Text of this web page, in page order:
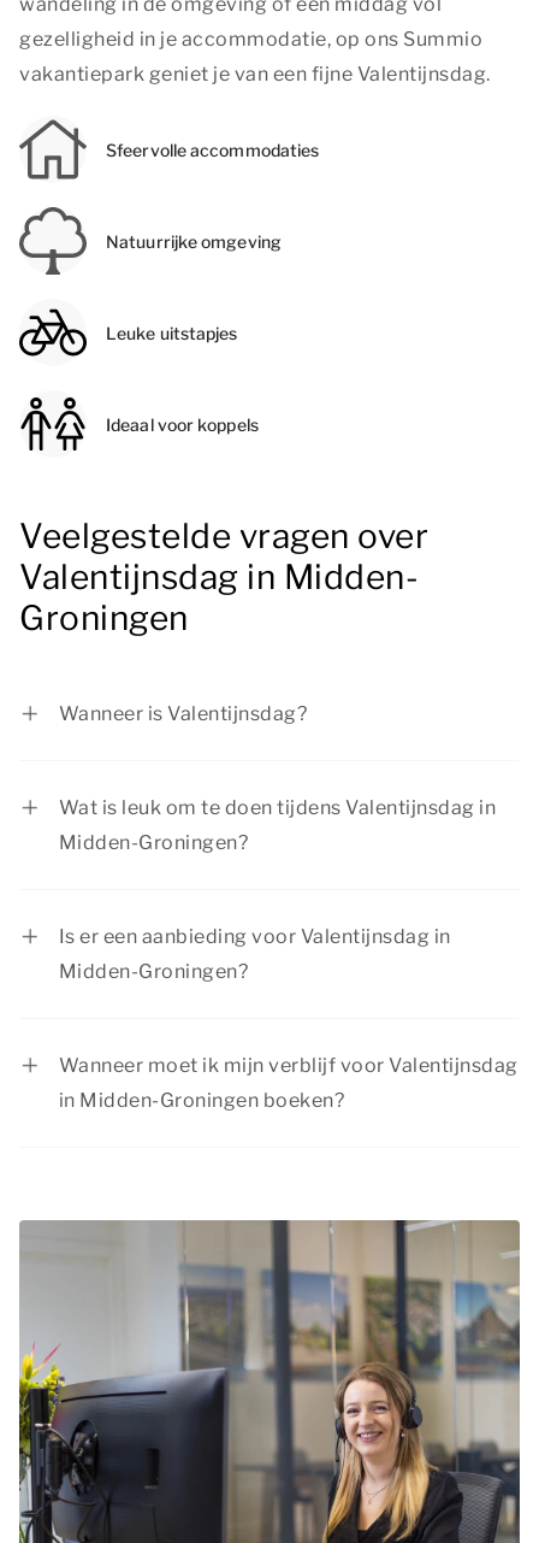
gezelligheid in je accommodatie, op ons Summio
vakantiepark geniet je van een fijne Valentijnsdag.
Sfeervolle accommodaties
Natuurrijke omgeving
Leuke uitstapjes
Ideaal voor koppels
Veelgestelde vragen over
Valentijnsdag in Midden-
Groningen
Wanneer is Valentijnsdag?
Wat is leuk om te doen tijdens Valentijnsdag in
Midden-Groningen?
Is er een aanbieding voor Valentijnsdag in
Midden-Groningen?
Wanneer moet ik mijn verblijf voor Valentijnsdag
in Midden-Groningen boeken?
Daarom raden we je aan je verblijf voor